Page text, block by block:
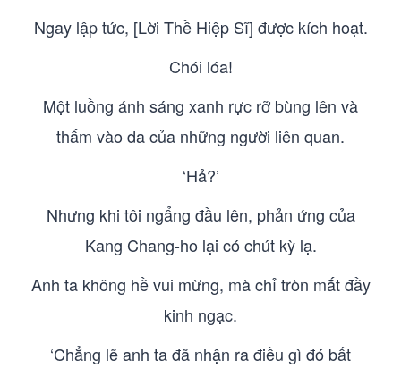
Ngay lập tức, [Lời Thề Hiệp Sĩ] được kích hoạt.
Chói lóa!
Một luồng ánh sáng xanh rực rỡ bùng lên và
thấm vào da của những người liên quan.
‘Hả?’
Nhưng khi tôi ngẩng đầu lên, phản ứng của
Kang Chang-ho lại có chút kỳ lạ.
Anh ta không hề vui mừng, mà chỉ tròn mắt đầy
kinh ngạc.
‘Chẳng lẽ anh ta đã nhận ra điều gì đó bất